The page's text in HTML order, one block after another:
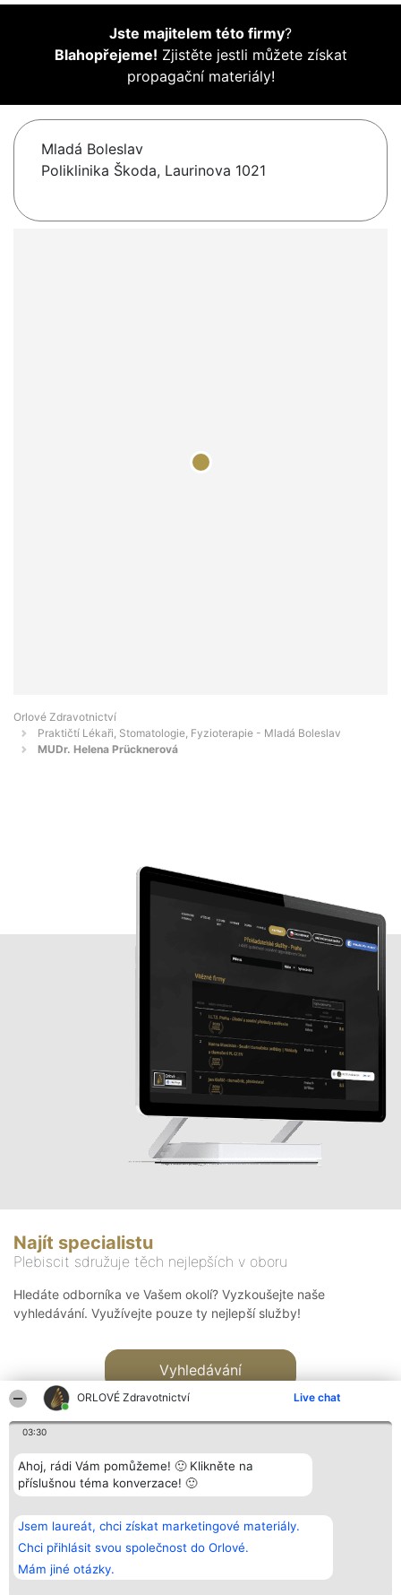
ORLOVÉ Zdravotnictví Live chat
03:30
Ahoj, rádi Vám pomůžeme! 🙂 Klikněte na
příslušnou téma konverzace! 🙂
Jsem laureát, chci získat marketingové materiály.
Chci přihlásit svou společnost do Orlové.
Mám jiné otázky.
Jste majitelem této firmy?
Blahopřejeme! Zjistěte jestli můžete získat
propagační materiály!
Mladá Boleslav
Poliklinika Škoda, Laurinova 1021
Orlové Zdravotnictví
Praktičtí Lékaři, Stomatologie, Fyzioterapie - Mladá Boleslav
MUDr. Helena Prücknerová
Najít specialistu
Plebiscit sdružuje těch nejlepších v oboru
Hledáte odborníka ve Vašem okolí? Vyzkoušejte naše
vyhledávání. Využívejte pouze ty nejlepší služby!
Vyhledávání
Bright Side Solutions sp. z o.
o. sp. k.
ul. Ruska 22
Wrocław 50-079
KRS 0000749100 | Regon
381313360 | NIP 8943132676
Vítězové
Seznam všech
laureátů
Zásady
Zásady
Kontakt